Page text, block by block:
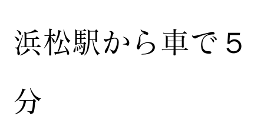
浜松駅から車で５
分